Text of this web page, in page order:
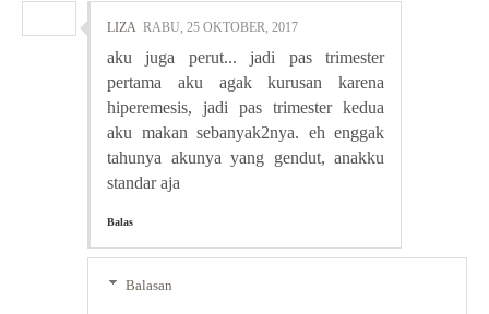
LIZA RABU, 25 OKTOBER, 2017
aku juga perut... jadi pas trimester
pertama aku agak kurusan karena
hiperemesis, jadi pas trimester kedua
aku makan sebanyak2nya. eh enggak
tahunya akunya yang gendut, anakku
standar aja
Balas
Balasan